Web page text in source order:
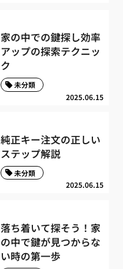
家の中での鍵探し効率
アップの探索テクニッ
ク
2025.06.15
未分類
純正キー注文の正しい
ステップ解説
2025.06.15
未分類
落ち着いて探そう！家
の中で鍵が見つからな
い時の第一歩